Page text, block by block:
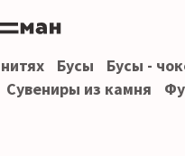
Бусы Бусы -
Сувениры из камня